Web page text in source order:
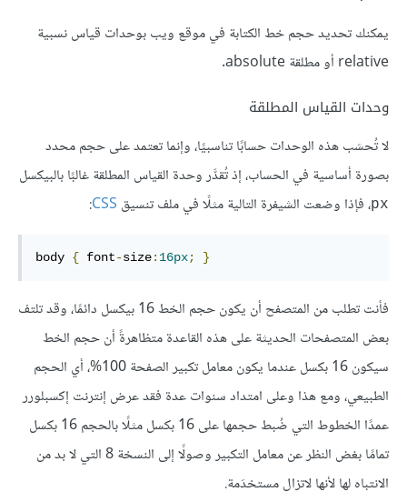
يمكنك تحديد حجم خط الكتابة في موقع ويب بوحدات قياس نسبية
relative أو مطلقة absolute.
وحدات القياس المطلقة
لا تُحسَب هذه الوحدات حسابًا تناسبيًا، وإنما تعتمد على حجم محدد
بصورة أساسية في الحساب، إذ تُقدَّر وحدة القياس المطلقة غالبًا بالبيكسل
px، فإذا وضعت الشيفرة التالية مثلًا في ملف تنسيق CSS
:
body { font-size: 16px; }
فأنت تطلب من المتصفح أن يكون حجم الخط 16 بيكسل دائمًا، وقد تلتف
بعض المتصفحات الحديثة على هذه القاعدة متظاهرةً أن حجم الخط
سيكون 16 بكسل عندما يكون معامل تكبير الصفحة 100%، أي الحجم
الطبيعي، ومع هذا وعلى امتداد سنوات عدة فقد عرض إنترنت إكسبلورر
عمدًا الخطوط التي ضُبط حجمها على 16 بكسل مثلًا بالحجم 16 بكسل
تمامًا بغض النظر عن معامل التكبير وصولًا إلى النسخة 8 التي لا بد من
الانتباه لها لأنها لاتزال مستخدَمة.